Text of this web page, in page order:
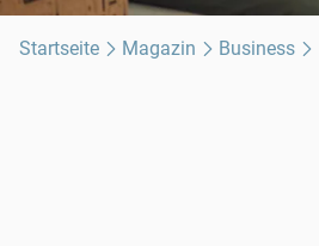
Startseite Magazin Business